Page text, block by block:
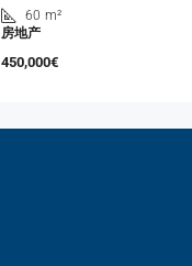
60 m²
房地产
450,000€